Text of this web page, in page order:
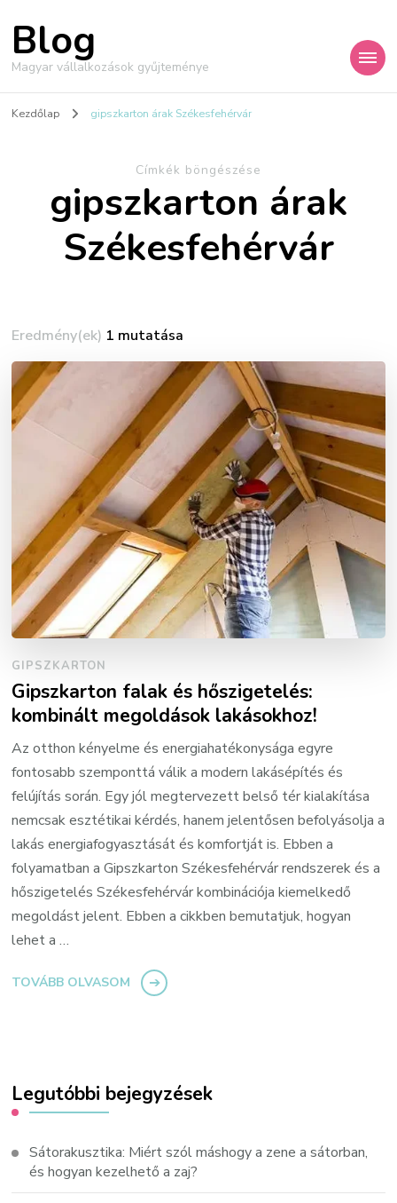
Blog
Magyar vállalkozások gyűjteménye
Kezdőlap gipszkarton árak Székesfehérvár
Címkék böngészése
gipszkarton árak
Székesfehérvár
Eredmény(ek) 1 mutatása
GIPSZKARTON
Gipszkarton falak és hőszigetelés:
kombinált megoldások lakásokhoz!
Az otthon kényelme és energiahatékonysága egyre
fontosabb szemponttá válik a modern lakásépítés és
felújítás során. Egy jól megtervezett belső tér kialakítása
nemcsak esztétikai kérdés, hanem jelentősen befolyásolja a
lakás energiafogyasztását és komfortját is. Ebben a
folyamatban a Gipszkarton Székesfehérvár rendszerek és a
hőszigetelés Székesfehérvár kombinációja kiemelkedő
megoldást jelent. Ebben a cikkben bemutatjuk, hogyan
lehet a …
TOVÁBB OLVASOM
Legutóbbi bejegyzések
Sátorakusztika: Miért szól máshogy a zene a sátorban,
és hogyan kezelhető a zaj?